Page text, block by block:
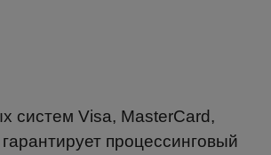
систем Visa, MasterCard,
процессинговый